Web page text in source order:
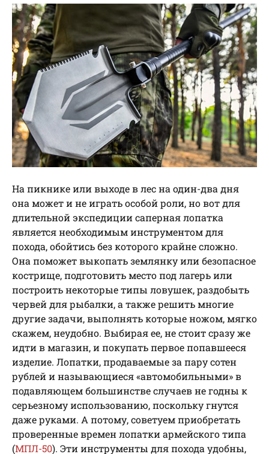
На пикнике или выходе в лес на один-два дня
она может и не играть особой роли, но вот для
длительной экспедиции саперная лопатка
является необходимым инструментом для
похода, обойтись без которого крайне сложно.
Она поможет выкопать землянку или безопасное
кострище, подготовить место под лагерь или
построить некоторые типы ловушек, раздобыть
червей для рыбалки, а также решить многие
другие задачи, выполнять которые ножом, мягко
скажем, неудобно. Выбирая ее, не стоит сразу же
идти в магазин, и покупать первое попавшееся
изделие. Лопатки, продаваемые за пару сотен
рублей и называющиеся «автомобильными» в
подавляющем большинстве случаев не годны к
серьезному использованию, поскольку гнутся
даже руками. А потому, советуем приобретать
проверенные времен лопатки армейского типа
(МПЛ-50). Эти инструменты для похода удобны,